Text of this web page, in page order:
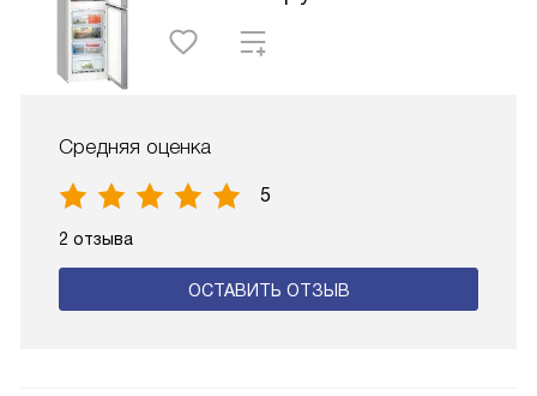
Средняя оценка
5
2 отзыва
ОСТАВИТЬ ОТЗЫВ